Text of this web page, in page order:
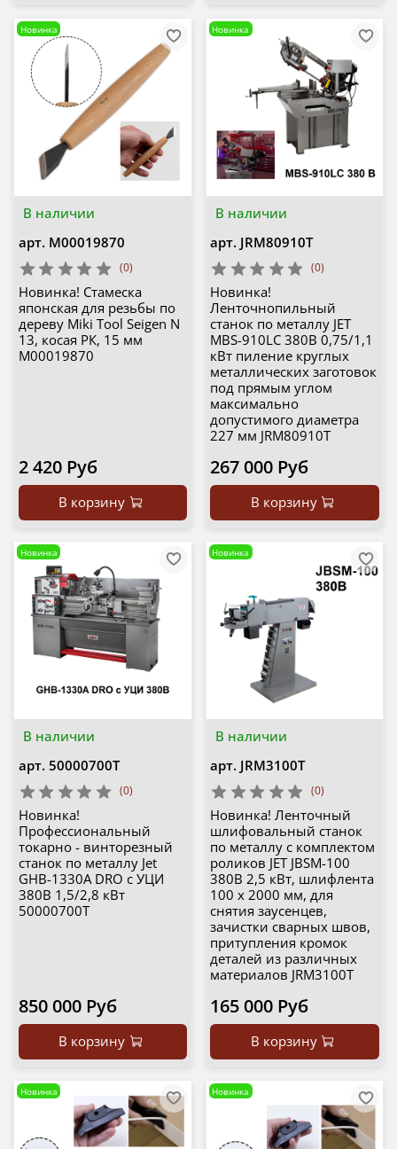
В наличии
Новинка
арт. М00019870
(0)
Новинка! Стамеска
японская для резьбы по
дереву Miki Tool Seigen N
13, косая РК, 15 мм
М00019870
2 420 Руб
В корзину
В наличии
Новинка
арт. JRM80910T
(0)
Новинка!
Ленточнопильный
станок по металлу JET
MBS-910LC 380В 0,75/1,1
кВт пиление круглых
металлических заготовок
под прямым углом
максимально
допустимого диаметра
227 мм JRM80910T
267 000 Руб
В корзину
В наличии
Новинка
арт. 50000700T
(0)
Новинка!
Профессиональный
токарно - винторезный
станок по металлу Jet
GHB-1330A DRO с УЦИ
380В 1,5/2,8 кВт
50000700T
850 000 Руб
В корзину
В наличии
Новинка
арт. JRM3100T
(0)
Новинка! Ленточный
шлифовальный станок
по металлу с комплектом
роликов JET JBSM-100
380В 2,5 кВт, шлифлента
100 х 2000 мм, для
снятия заусенцев,
зачистки сварных швов,
притупления кромок
деталей из различных
материалов JRM3100T
165 000 Руб
В корзину
Новинка Новинка